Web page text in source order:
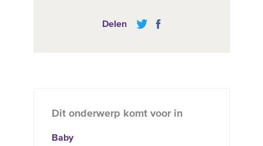
Delen
Dit onderwerp komt voor in
Baby